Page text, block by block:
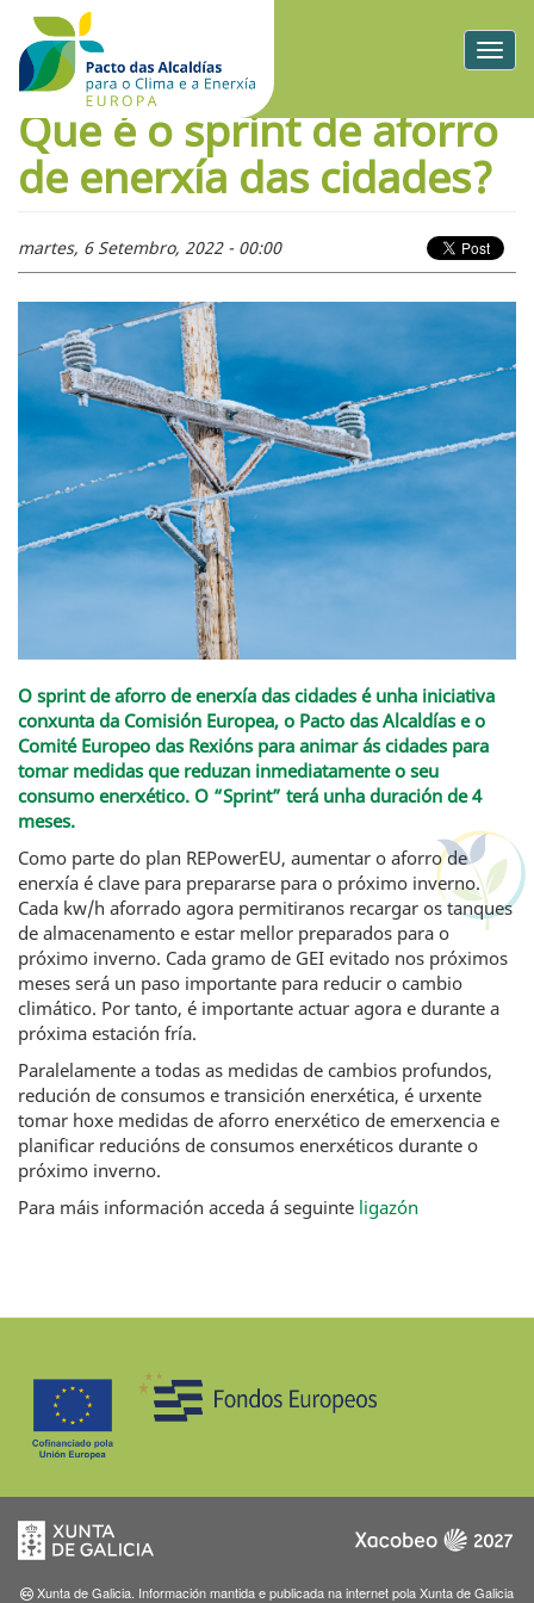
Que é o sprint de aforro
de enerxía das cidades?
martes, 6 Setembro, 2022 - 00:00
O sprint de aforro de enerxía das cidades é unha iniciativa
conxunta da Comisión Europea, o Pacto das Alcaldías e o
Comité Europeo das Rexións para animar ás cidades para
tomar medidas que reduzan inmediatamente o seu
consumo enerxético. O “Sprint” terá unha duración de 4
meses.
Como parte do plan REPowerEU, aumentar o aforro de
enerxía é clave para prepararse para o próximo inverno.
Cada kw/h aforrado agora permitiranos recargar os tanques
de almacenamento e estar mellor preparados para o
próximo inverno. Cada gramo de GEI evitado nos próximos
meses será un paso importante para reducir o cambio
climático. Por tanto, é importante actuar agora e durante a
próxima estación fría.
Paralelamente a todas as medidas de cambios profundos,
redución de consumos e transición enerxética, é urxente
tomar hoxe medidas de aforro enerxético de emerxencia e
planificar reducións de consumos enerxéticos durante o
próximo inverno.
Para máis información acceda á seguinte ligazón
Xunta de Galicia. Información mantida e publicada na internet pola Xunta de Galicia